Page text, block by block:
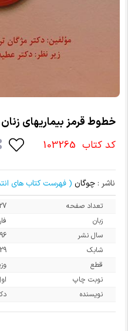
خطوط قرمز بیماریهای
کد کتاب 103265
ناشر : چوگان ( فهرست کتاب های
تعداد صفحه
زبان
سال نشر
شابک
قطع
نوبت چاپ
نویسنده